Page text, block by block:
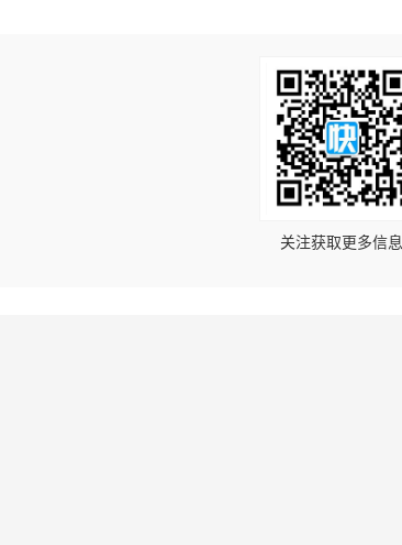
关注获取更多信息